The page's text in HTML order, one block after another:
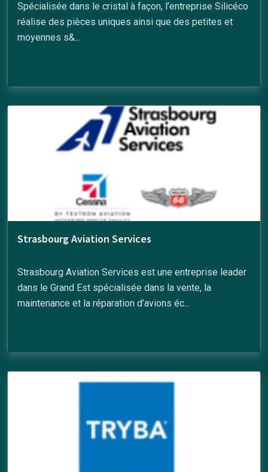
Spécialisée dans le cristal à façon, l’entreprise Silicéco
réalise des pièces uniques ainsi que des petites et
moyennes s&...
Strasbourg Aviation Services
Strasbourg Aviation Services est une entreprise leader
dans le Grand Est spécialisée dans la vente, la
maintenance et la réparation d’avions éc...